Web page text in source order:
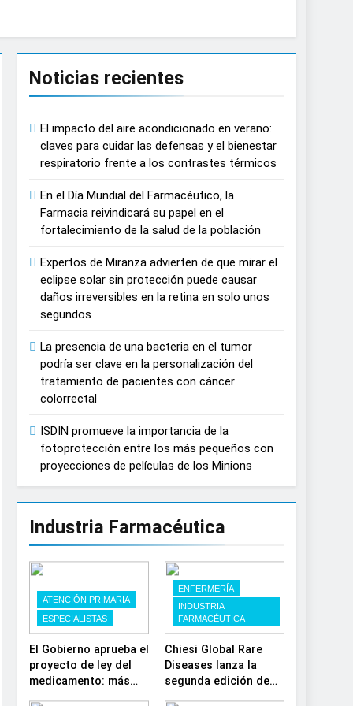
daños irreversibles en la retina en
tratamiento de pacientes con cáncer
proyecciones de películas de los
lactante
playas y otros espacios al aire
estratégica y modernización
muscular del deportista
Noticias recientes
El impacto del aire acondicionado en verano:
claves para cuidar las defensas y el bienestar
respiratorio frente a los contrastes térmicos
En el Día Mundial del Farmacéutico, la
Farmacia reivindicará su papel en el
fortalecimiento de la salud de la población
Expertos de Miranza advierten de que mirar el
eclipse solar sin protección puede causar
daños irreversibles en la retina en solo unos
segundos
La presencia de una bacteria en el tumor
podría ser clave en la personalización del
tratamiento de pacientes con cáncer
colorrectal
ISDIN promueve la importancia de la
fotoprotección entre los más pequeños con
proyecciones de películas de los Minions
Industria Farmacéutica
ATENCIÓN PRIMARIA
ESPECIALISTAS
El Gobierno aprueba el
proyecto de ley del
medicamento: más
ENFERMERÍA
INDUSTRIA
FARMACÉUTICA
Chiesi Global Rare
Diseases lanza la
segunda edición de